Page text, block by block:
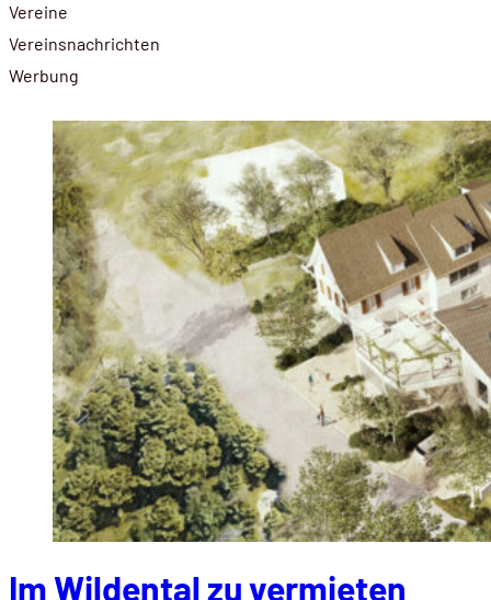
Vereine
Vereinsnachrichten
Werbung
Im Wildental zu vermieten